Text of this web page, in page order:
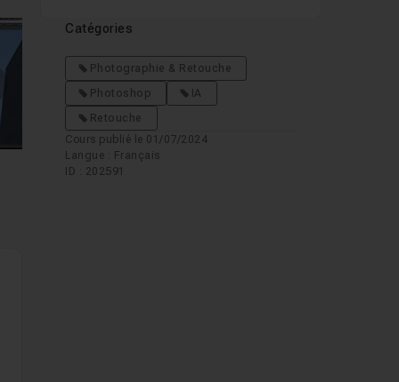
suivantes
Catégories
Photographie & Retouche
Photoshop
IA
Retouche
Cours publié le 01/07/2024
Langue : Français
ID : 202591